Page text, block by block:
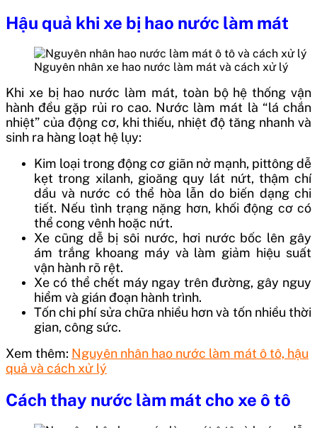
Hậu quả khi xe bị hao nước làm mát
Nguyên nhân xe hao nước làm mát và cách xử lý
Khi xe bị hao nước làm mát, toàn bộ hệ thống vận
hành đều gặp rủi ro cao. Nước làm mát là “lá chắn
nhiệt” của động cơ, khi thiếu, nhiệt độ tăng nhanh và
sinh ra hàng loạt hệ lụy:
Kim loại trong động cơ giãn nở mạnh, pittông dễ
kẹt trong xilanh, gioăng quy lát nứt, thậm chí
dầu và nước có thể hòa lẫn do biến dạng chi
tiết. Nếu tình trạng nặng hơn, khối động cơ có
thể cong vênh hoặc nứt.
Xe cũng dễ bị sôi nước, hơi nước bốc lên gây
ám trắng khoang máy và làm giảm hiệu suất
vận hành rõ rệt.
Xe có thể chết máy ngay trên đường, gây nguy
hiểm và gián đoạn hành trình.
Tốn chi phí sửa chữa nhiều hơn và tốn nhiều thời
gian, công sức.
Xem thêm: Nguyên nhân hao nước làm mát ô tô, hậu
quả và cách xử lý
Cách thay nước làm mát cho xe ô tô